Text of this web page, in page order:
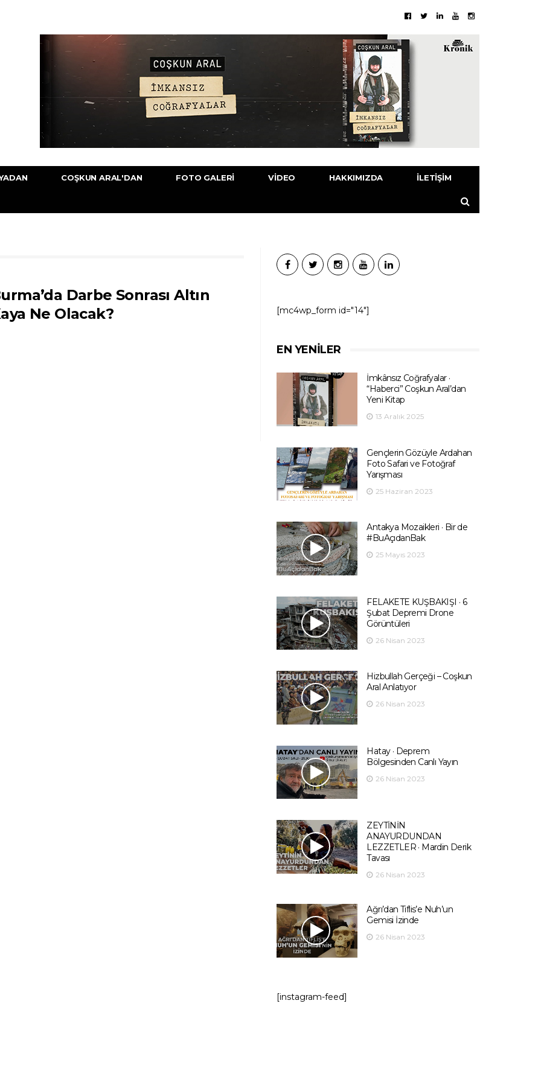
COŞKUN ARAL'DAN FOTO GALERI VIDEO HAKKIMIZDA İLETIŞIM
Darbe Sonrası Altın
Ne Olacak?
[mc4wp_form id="14"]
EN YENILER
İmkânsız Coğrafyalar ·
“Haberci” Coşkun Aral’dan
Yeni Kitap
13 Aralık 2025
Gençlerin Gözüyle Ardahan
Foto Safari ve Fotoğraf
Yarışması
25 Haziran 2023
Antakya Mozaikleri · Bir de
#BuAçıdanBak
25 Mayıs 2023
FELAKETE KUŞBAKIŞI · 6
Şubat Depremi Drone
Görüntüleri
26 Nisan 2023
Hizbullah Gerçeği – Coşkun
Aral Anlatıyor
26 Nisan 2023
Hatay · Deprem
Bölgesinden Canlı Yayın
26 Nisan 2023
ZEYTİNİN
ANAYURDUNDAN
LEZZETLER · Mardin Derik
Tavası
26 Nisan 2023
Ağrı’dan Tiflis’e Nuh’un
Gemisi İzinde
26 Nisan 2023
[instagram-feed]